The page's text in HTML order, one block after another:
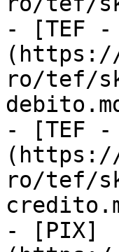
- [TEF -
(https://
ro/tef/
- [TEF -
(https://
ro/tef/
- [PIX]